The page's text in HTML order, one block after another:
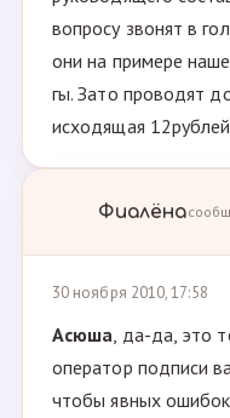
вопросу звонят в
они на примере
гы. Зато проводят
исходящая
Фиалёна
30 ноября 2010, 17:58
Асюша, да-да, это
оператор подписи
чтобы явных